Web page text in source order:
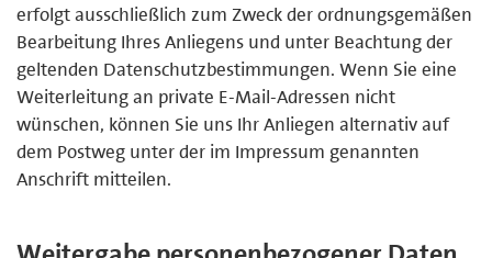
erfolgt ausschließlich zum Zweck der ordnungsgemäßen
Bearbeitung Ihres Anliegens und unter Beachtung der
geltenden Datenschutzbestimmungen. Wenn Sie eine
Weiterleitung an private E-Mail-Adressen nicht
wünschen, können Sie uns Ihr Anliegen alternativ auf
dem Postweg unter der im Impressum genannten
Anschrift mitteilen.